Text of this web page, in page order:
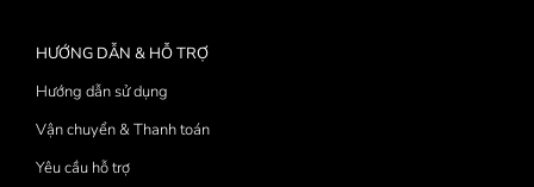
HƯỚNG DẪN & HỖ TRỢ
Hướng dẫn sử dụng
Vận chuyển & Thanh toán
Yêu cầu hỗ trợ